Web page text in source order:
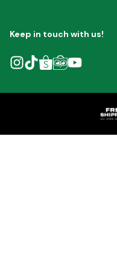
Keep in touch with us!